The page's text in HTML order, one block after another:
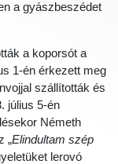
a gyászbeszédet
a koporsót a
1-én érkezett meg
szállították és
július 5-én
Németh
„Elindultam szép
lerovó